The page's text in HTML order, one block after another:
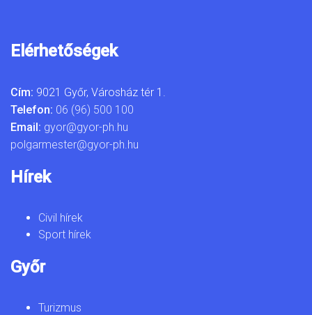
Elérhetőségek
Cím: 9021 Győr, Városház tér 1.
Telefon: 06 (96) 500 100
Email: gyor@gyor-ph.hu
polgarmester@gyor-ph.hu
Hírek
Civil hírek
Sport hírek
Győr
Turizmus